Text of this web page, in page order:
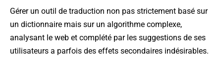
Gérer un outil de traduction non pas strictement basé sur
un dictionnaire mais sur un algorithme complexe,
analysant le web et complété par les suggestions de ses
utilisateurs a parfois des effets secondaires indésirables.